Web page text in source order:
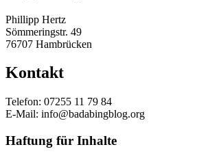
Phillipp Hertz
Sömmeringstr. 49
76707 Hambrücken
Kontakt
Telefon: 07255 11 79 84
E-Mail: info@badabingblog.org
Haftung für Inhalte